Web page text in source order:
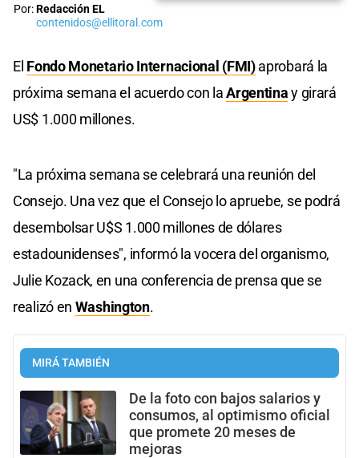
Por:Redacción EL
contenidos@ellitoral.com
El Fondo Monetario Internacional (FMI)aprobará la
próxima semana el acuerdo con laArgentinay girará
US$ 1.000 millones.
"La próxima semana se celebrará una reunión del
Consejo. Una vez que el Consejo lo apruebe, se podrá
desembolsar U$S 1.000 millones de dólares
estadounidenses", informó la vocera del organismo,
Julie Kozack, en una conferencia de prensa que se
realizó en Washington.
MIRÁ TAMBIÉN
De la foto con bajos salarios y
consumos, al optimismo oficial
que promete 20 meses de
mejoras